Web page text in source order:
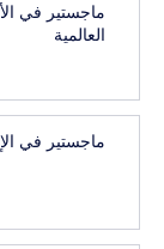
ماجستير في
العالمية
ماجستير في